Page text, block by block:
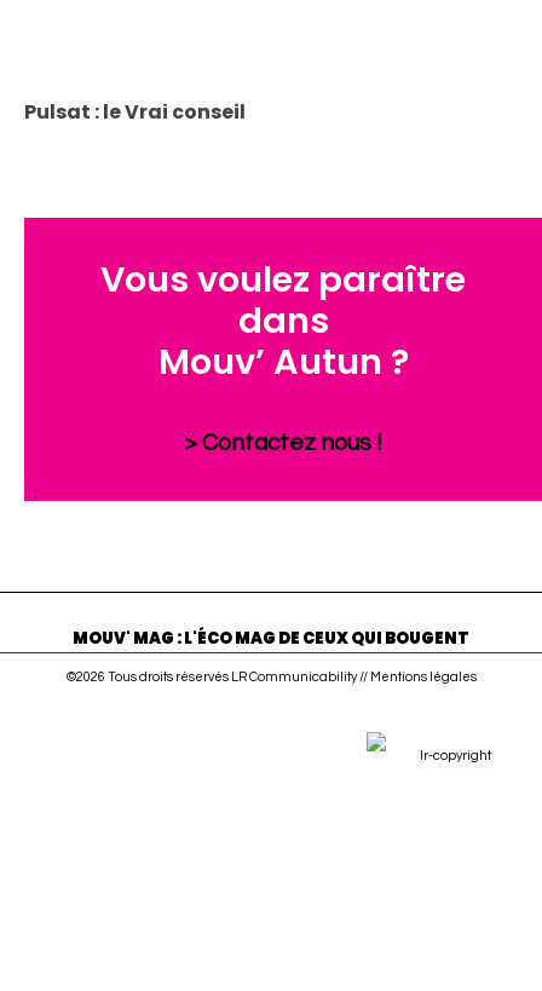
Pulsat : le Vrai conseil
Vous voulez paraître
dans
Mouv’ Autun ?
> Contactez nous !
MOUV' MAG : L'ÉCO MAG DE CEUX QUI BOUGENT
©2026 Tous droits réservés LR Communicability // Mentions légales